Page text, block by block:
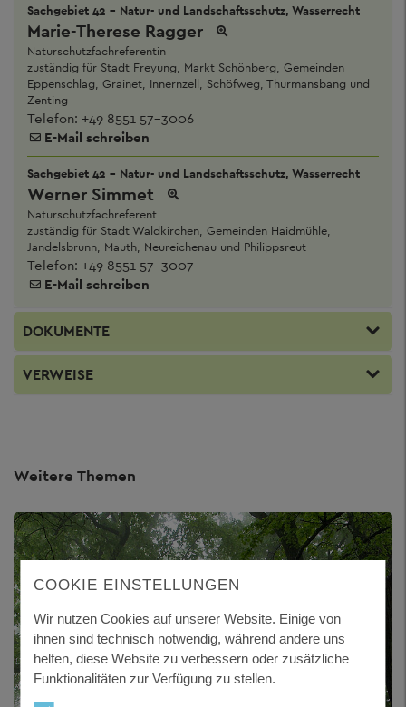
Sachgebiet 42 - Natur- und Landschaftsschutz, Wasserrecht
Marie-Therese Ragger
Naturschutzfachreferentin
zuständig für Stadt Freyung, Markt Schönberg, Gemeinden
Eppenschlag, Grainet, Innernzell, Schöfweg, Thurmansbang und
Zenting
Telefon: +49 8551 57-3006
E-Mail schreiben
Sachgebiet 42 - Natur- und Landschaftsschutz, Wasserrecht
Werner Simmet
Naturschutzfachreferent
zuständig für Stadt Waldkirchen, Gemeinden Haidmühle,
Jandelsbrunn, Mauth, Neureichenau und Philippsreut
Telefon: +49 8551 57-3007
E-Mail schreiben
DOKUMENTE
VERWEISE
Weitere Themen
COOKIE EINSTELLUNGEN
Wir nutzen Cookies auf unserer Website. Einige von
ihnen sind technisch notwendig, während andere uns
helfen, diese Website zu verbessern oder zusätzliche
Funktionalitäten zur Verfügung zu stellen.